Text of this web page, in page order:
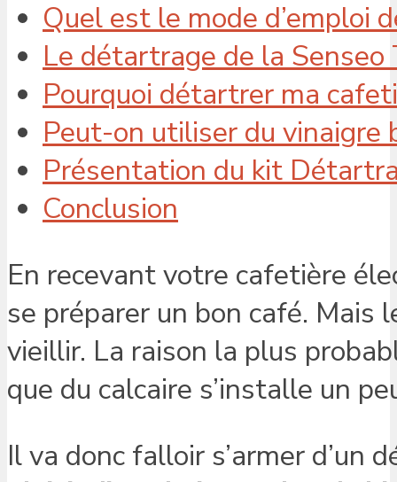
Quel est le mode d’emploi
Le détartrage de la
Pourquoi détartrer ma
Peut-on utiliser du vinaigre
Présentation du kit
Conclusion
En recevant votre cafetière
se préparer un bon café.
vieillir. La raison la plus
que du calcaire s’installe un
Il va donc falloir s’armer